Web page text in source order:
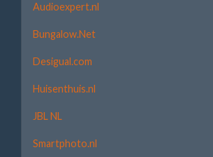
Audioexpert.nl
Bungalow.Net
Desigual.com
Huisenthuis.nl
JBL NL
Smartphoto.nl